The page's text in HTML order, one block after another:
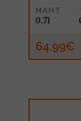
MAHT
0.7l
64.99€